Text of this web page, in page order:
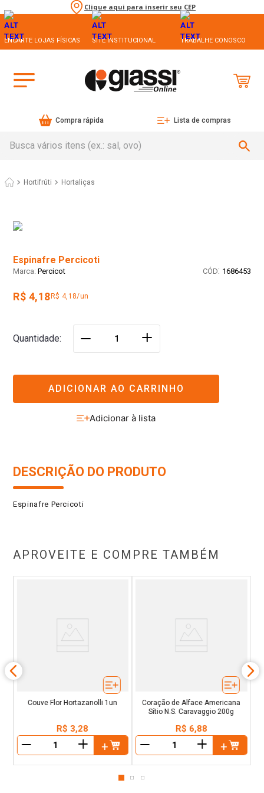
Clique aqui para inserir seu CEP
ENCARTE LOJAS FÍSICAS SITE INSTITUCIONAL TRABALHE CONOSCO
Compra rápida Lista de compras
Hortifrúti Hortaliças
Espinafre Percicoti
Percicot : 1686453
R$ 4,18 R$ 4,18/un
Quantidade ＋
ADICIONAR AO CARRINHO
DESCRIÇÃO DO PRODUTO
Espinafre Percicoti
APROVEITE E COMPRE TAMBÉM
Couve Flor Hortazanolli 1un
R$ 3,28
＋
Coração de Alface Americana
Sítio N.S. Caravaggio 200g
R$ 6,88
＋